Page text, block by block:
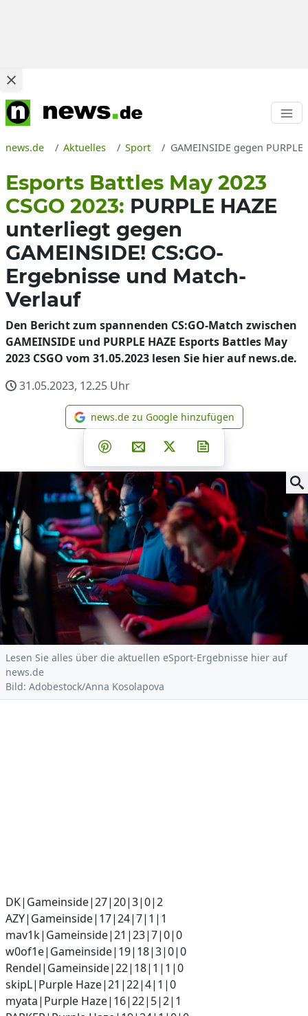
news.de Aktuelles Sport GAMEINSIDE gegen
Esports Battles May 2023
CSGO 2023: PURPLE HAZE
unterliegt gegen
GAMEINSIDE! CS:GO-
Ergebnisse und Match-
Verlauf
Den Bericht zum spannenden CS:GO-Match zwischen
GAMEINSIDE und PURPLE HAZE Esports Battles May
2023 CSGO vom 31.05.2023 lesen Sie hier auf news.de.
31.05.2023, 12.25 Uhr
news.de zu Google
news.de zu Google hinzufügen
Teilen auf Facebook
Teilen auf Whatsapp
Teilen auf Telegram
Teilen auf Pinterest
Per E-Mail teilen
Post auf X
Lesen Sie alles über die aktuellen eSport-Ergebnisse hier auf
news.de
Bild: Adobestock/Anna Kosolapova
DK|Gameinside|27|20|3|0|2
AZY|Gameinside|17|24|7|1|1
mav1k|Gameinside|21|23|7|0|0
w0of1e|Gameinside|19|18|3|0|0
Rendel|Gameinside|22|18|1|1|0
skipL|Purple Haze|21|22|4|1|0
myata|Purple Haze|16|22|5|2|1